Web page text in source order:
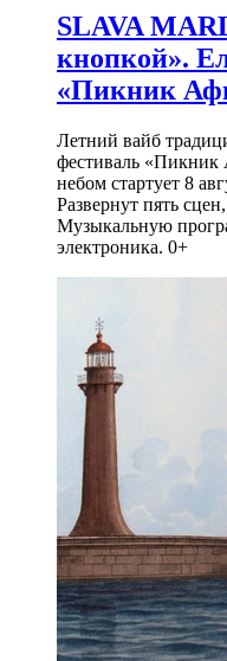
SLAVA
кнопкой».
«Пикник
Летний вайб
фестиваль
небом стартует 8
Развернут пять
Музыкальную
электроника. 0+